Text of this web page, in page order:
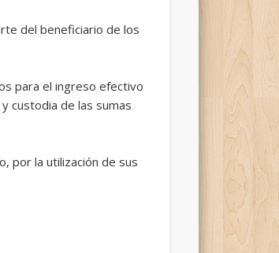
del beneficiario de los
para el ingreso efectivo
custodia de las sumas
por la utilización de sus